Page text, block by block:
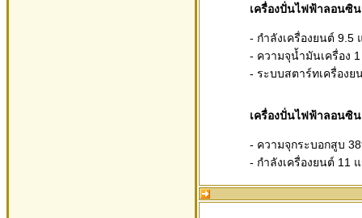
เครื่องปั่นไฟฟ้าลอนซิ
- กำลังเครื่องยนต์ 9.5
- ความจุน้ำมันเครื่อง
- ระบบสตาร์ทเครื่อง
เครื่องปั่นไฟฟ้าลอนซิ
- ความจุกระบอกสูบ
- กำลังเครื่องยนต์ 11